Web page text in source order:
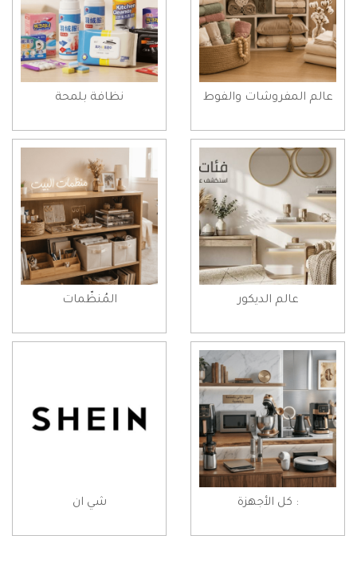
عالم المفروشات والفوط نظافة بلمحة
عالم الديكور المُنظّمات
: كل الأجهزة شي ان